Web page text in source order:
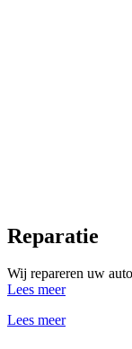
Reparatie
Wij repareren uw
Lees meer
Lees meer